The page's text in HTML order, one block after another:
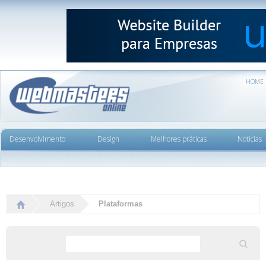
HOME
Desenvolvimento Design Melhores práticas Notícias
Artigos Plataformas